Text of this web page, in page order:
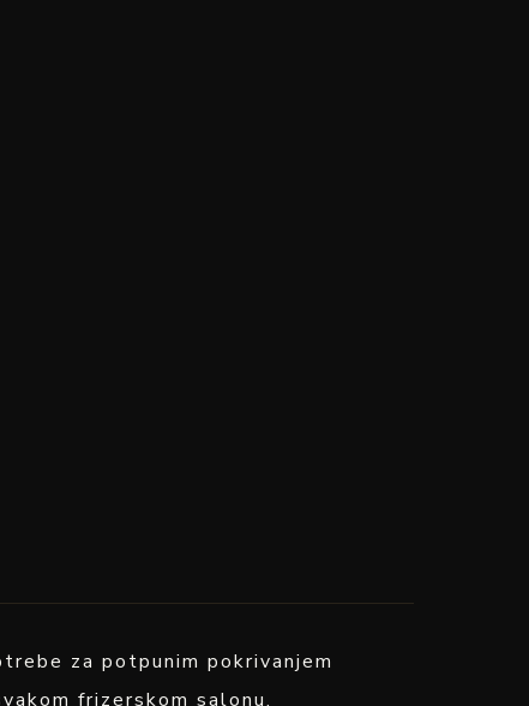
za potpunim pokrivanjem
frizerskom salonu.